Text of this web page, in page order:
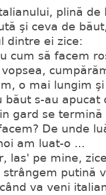
plină
şi ceva de
dintre ei zice:
cum să facem
o mai lungim
băut s-au
gard se termină
De unde
am luat-o ...
las' pe mine,
strângem putină
va veni